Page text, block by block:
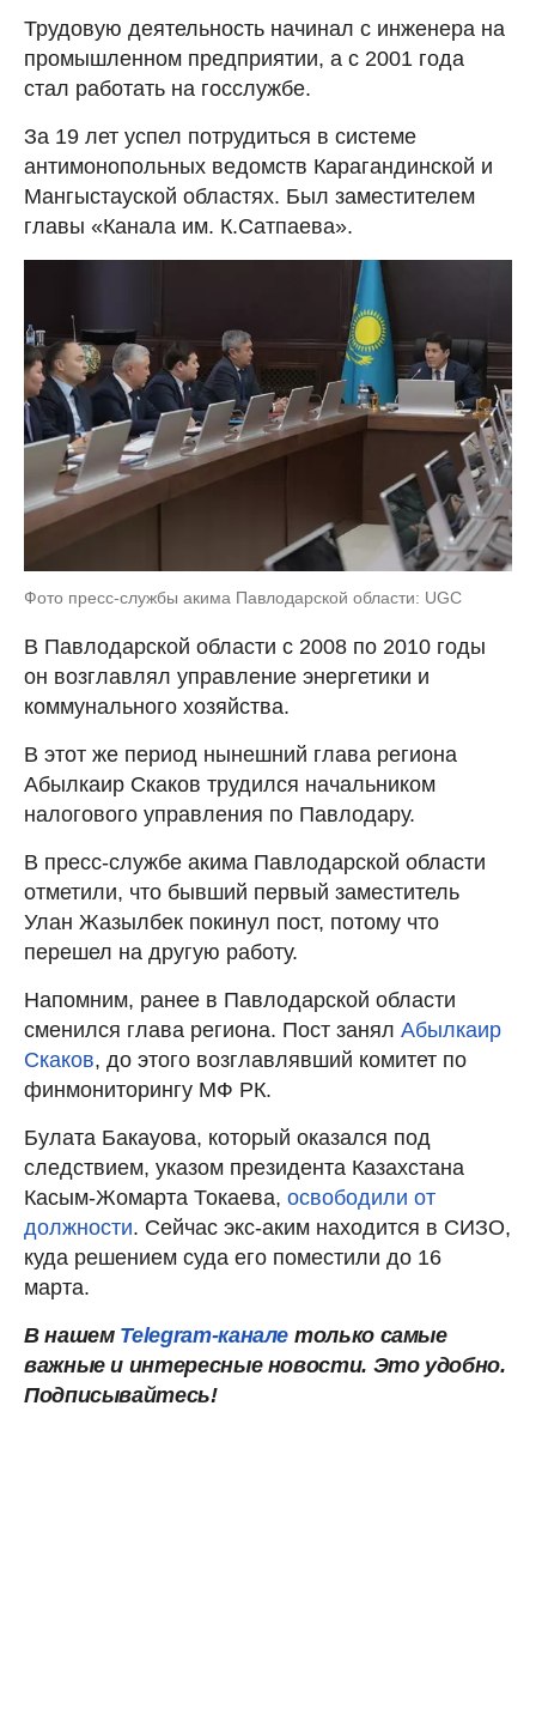
Трудовую деятельность начинал с инженера на
промышленном предприятии, а с 2001 года
стал работать на госслужбе.
За 19 лет успел потрудиться в системе
антимонопольных ведомств Карагандинской и
Мангыстауской областях. Был заместителем
главы «Канала им. К.Сатпаева».
Фото пресс-службы акима Павлодарской области: UGC
В Павлодарской области с 2008 по 2010 годы
он возглавлял управление энергетики и
коммунального хозяйства.
В этот же период нынешний глава региона
Абылкаир Скаков трудился начальником
налогового управления по Павлодару.
В пресс-службе акима Павлодарской области
отметили, что бывший первый заместитель
Улан Жазылбек покинул пост, потому что
перешел на другую работу.
Напомним, ранее в Павлодарской области
сменился глава региона. Пост занял Абылкаир
Скаков, до этого возглавлявший комитет по
финмониторингу МФ РК.
Булата Бакауова, который оказался под
следствием, указом президента Казахстана
Касым-Жомарта Токаева, освободили от
должности. Сейчас экс-аким находится в СИЗО,
куда решением суда его поместили до 16
марта.
В нашем Telegram-канале только самые
важные и интересные новости. Это удобно.
Подписывайтесь!